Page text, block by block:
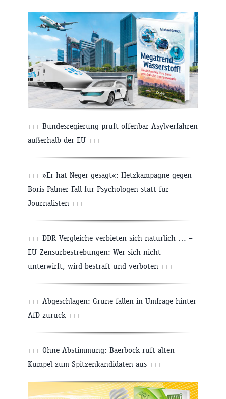
+++ Bundesregierung prüft offenbar Asylverfahren
außerhalb der EU +++
+++ »Er hat Neger gesagt«: Hetzkampagne gegen
Boris Palmer Fall für Psychologen statt für
Journalisten +++
+++ DDR-Vergleiche verbieten sich natürlich … –
EU-Zensurbestrebungen: Wer sich nicht
unterwirft, wird bestraft und verboten +++
+++ Abgeschlagen: Grüne fallen in Umfrage hinter
AfD zurück +++
+++ Ohne Abstimmung: Baerbock ruft alten
Kumpel zum Spitzenkandidaten aus +++